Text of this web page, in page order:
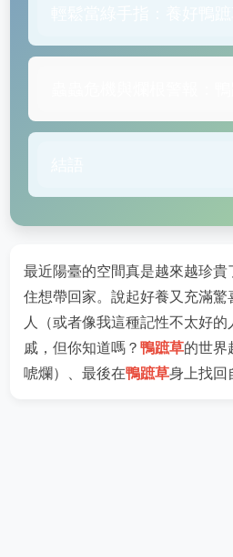
最近陽臺的空間真是越來越珍
住想帶回家。說起好養又充滿
人（或者像我這種記性不太好
戚，但你知道嗎？ 鴨蹠草的世界
唬爛）、最後在鴨蹠草身上找回